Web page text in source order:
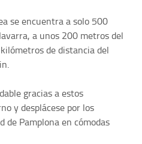
se encuentra a solo 500
a unos 200 metros del
de distancia del
gracias a estos
y desplácese por los
de Pamplona en cómodas